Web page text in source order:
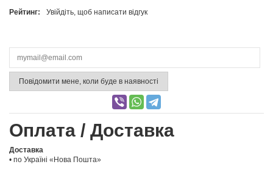
Рейтинг: Увійдіть, щоб написати відгук
Повідомити мене, коли буде в наявності
Оплата / Доставка
Доставка
• по Україні «Нова Пошта»